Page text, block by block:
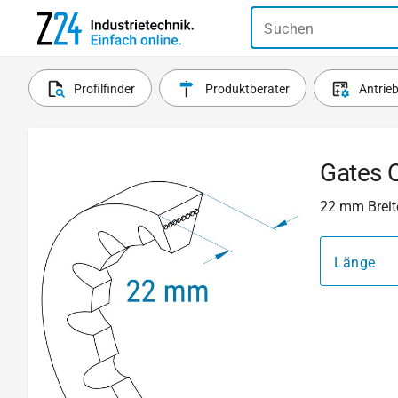
Suchen
Profilfinder Produktberater
Gates
22 mm
Länge